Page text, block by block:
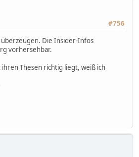
#756
überzeugen. Die Insider-Infos
vorhersehbar.
Thesen richtig liegt, weiß ich